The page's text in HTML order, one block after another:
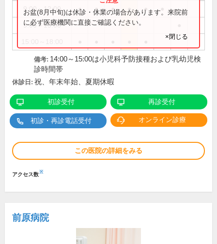
9:00～12:00 ● ● ● ● ●
9:00～13:00
お盆(8月中旬)は休診・休業の場合があります。来院前
に必ず医療機関に直接ご確認ください。
×閉じる
備考: 14:00～15:00は小児科予防接種および乳幼児検
診時間帯
休診日: 祝、年末年始、夏期休暇
初診受付 再診受付
初診・再診電話受付 オンライン診療
この医院の詳細をみる
アクセス数※
前原病院